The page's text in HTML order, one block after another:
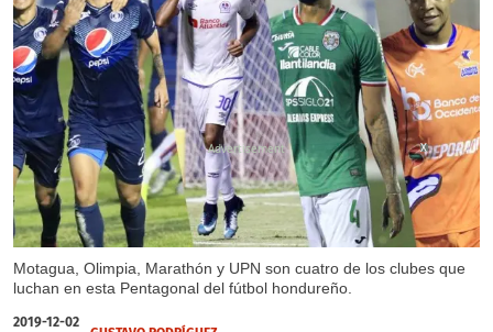
Motagua, Olimpia, Marathón y UPN son cuatro de los clubes que
luchan en esta Pentagonal del fútbol hondureño.
X
2019-12-02